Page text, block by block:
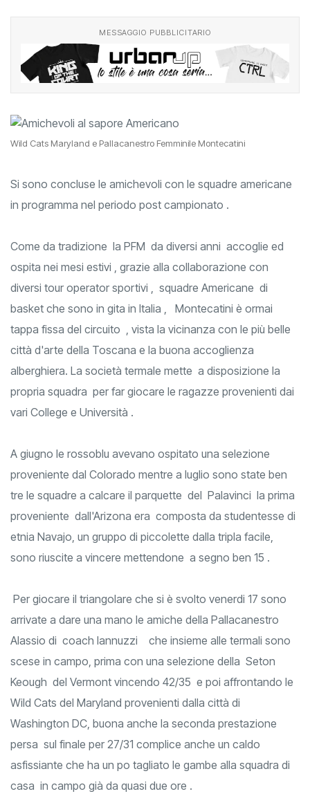
MESSAGGIO PUBBLICITARIO
Wild Cats Maryland e Pallacanestro Femminile Montecatini
Si sono concluse le amichevoli con le squadre americane
in programma nel periodo post campionato .
Come da tradizione la PFM da diversi anni accoglie ed
ospita nei mesi estivi , grazie alla collaborazione con
diversi tour operator sportivi , squadre Americane di
basket che sono in gita in Italia , Montecatini è ormai
tappa fissa del circuito , vista la vicinanza con le più belle
città d'arte della Toscana e la buona accoglienza
alberghiera. La società termale mette a disposizione la
propria squadra per far giocare le ragazze provenienti dai
vari College e Università .
A giugno le rossoblu avevano ospitato una selezione
proveniente dal Colorado mentre a luglio sono state ben
tre le squadre a calcare il parquette del Palavinci la prima
proveniente dall'Arizona era composta da studentesse di
etnia Navajo, un gruppo di piccolette dalla tripla facile,
sono riuscite a vincere mettendone a segno ben 15 .
Per giocare il triangolare che si è svolto venerdi 17 sono
arrivate a dare una mano le amiche della Pallacanestro
Alassio di coach Iannuzzi che insieme alle termali sono
scese in campo, prima con una selezione della Seton
Keough del Vermont vincendo 42/35 e poi affrontando le
Wild Cats del Maryland provenienti dalla città di
Washington DC, buona anche la seconda prestazione
persa sul finale per 27/31 complice anche un caldo
asfissiante che ha un po tagliato le gambe alla squadra di
casa in campo già da quasi due ore .